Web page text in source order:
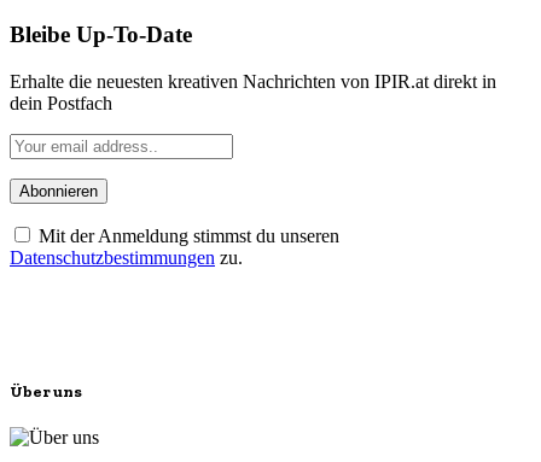
Bleibe Up-To-Date
Erhalte die neuesten kreativen Nachrichten von IPIR.at direkt in
dein Postfach
Mit der Anmeldung stimmst du unseren
Datenschutzbestimmungen zu.
Über uns